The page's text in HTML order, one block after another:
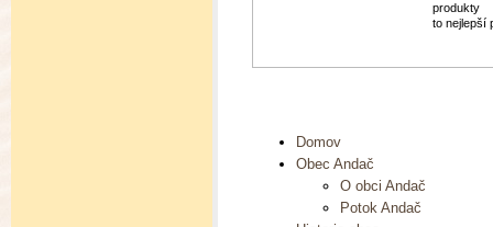
produkty
to nejlepší
Domov
Obec Andač
O obci Andač
Potok Andač